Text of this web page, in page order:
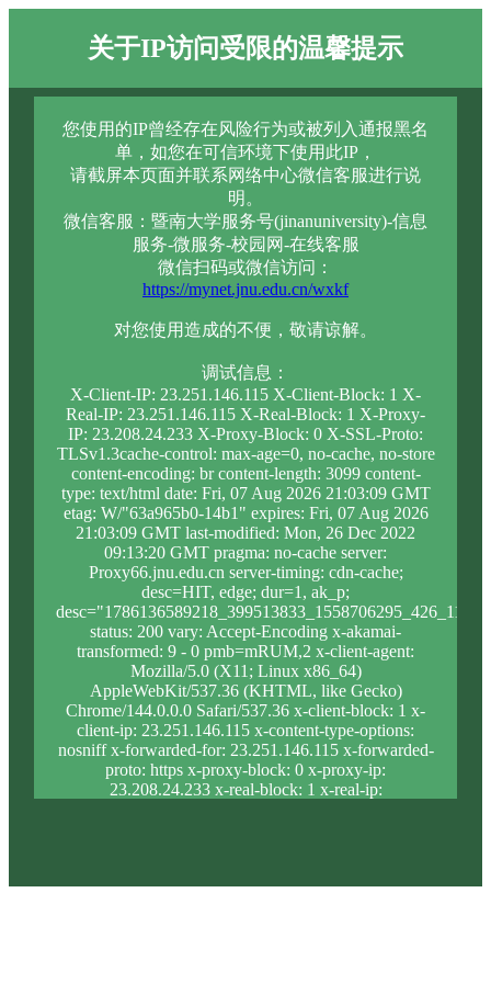
关于IP访问受限的温馨提示
您使用的IP曾经存在风险行为或被列入通报黑名
单，如您在可信环境下使用此IP，
请截屏本页面并联系网络中心微信客服进行说
明。
微信客服：暨南大学服务号(jinanuniversity)-信息
服务-微服务-校园网-在线客服
微信扫码或微信访问：
https://mynet.jnu.edu.cn/wxkf
对您使用造成的不便，敬请谅解。
调试信息：
X-Client-IP: 23.251.146.115 X-Client-Block: 1 X-
Real-IP: 23.251.146.115 X-Real-Block: 1 X-Proxy-
IP: 23.208.24.233 X-Proxy-Block: 0 X-SSL-Proto:
TLSv1.3cache-control: max-age=0, no-cache, no-store
content-encoding: br content-length: 3099 content-
type: text/html date: Fri, 07 Aug 2026 21:03:09 GMT
etag: W/"63a965b0-14b1" expires: Fri, 07 Aug 2026
21:03:09 GMT last-modified: Mon, 26 Dec 2022
09:13:20 GMT pragma: no-cache server:
Proxy66.jnu.edu.cn server-timing: cdn-cache;
desc=HIT, edge; dur=1, ak_p;
status: 200 vary: Accept-Encoding x-akamai-
transformed: 9 - 0 pmb=mRUM,2 x-client-agent:
Mozilla/5.0 (X11; Linux x86_64)
AppleWebKit/537.36 (KHTML, like Gecko)
Chrome/144.0.0.0 Safari/537.36 x-client-block: 1 x-
client-ip: 23.251.146.115 x-content-type-options:
nosniff x-forwarded-for: 23.251.146.115 x-forwarded-
proto: https x-proxy-block: 0 x-proxy-ip:
23.208.24.233 x-real-block: 1 x-real-ip: